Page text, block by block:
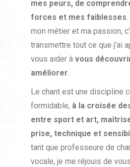
mes peurs, de
forces et mes faiblesses.
mon métier et ma passion,
transmettre tout ce que j’ai
vous aider à vous
améliorer.
Le chant est une discipline
formidable, à la croisée
entre sport et art,
prise, technique et
tant que professeure de
vocale, je me réjouis de vous